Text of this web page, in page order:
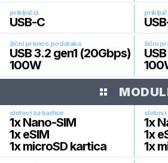
priključci
USB-C
žični prenos podataka
USB 3.2 gen1 (20Gbps)
100W
žični
slotovi za kartice
1x Nano-SIM
1x eSIM
1x microSD kartica
slotovi
1x
1x
1x